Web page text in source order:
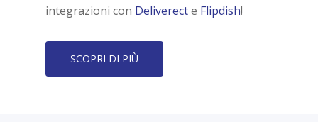
integrazioni con Deliverecte Flipdish!
SCOPRI DI PIÙ